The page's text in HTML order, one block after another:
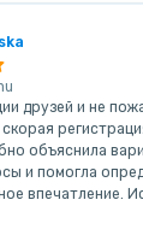
друзей и не
объяснила
и помогла
впечатление.